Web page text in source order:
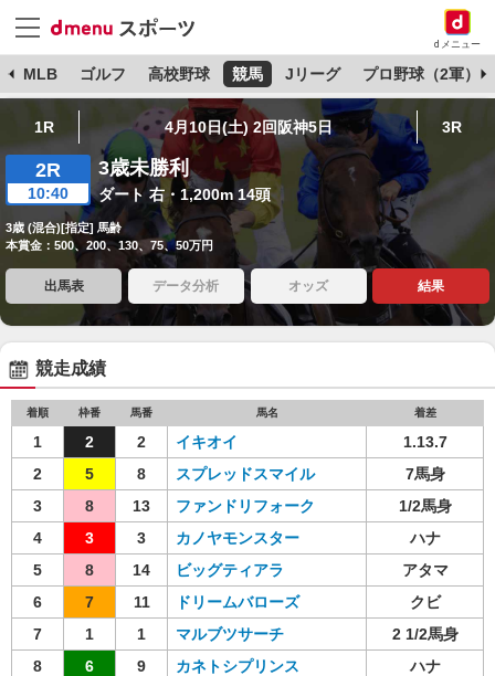
dメニュー
MLB ゴルフ 高校野球 競馬 Jリーグ プロ野球（2軍）
1R 4月10日(土) 2回阪神5日 3R
2R
10:40
3歳未勝利
ダート 右・1,200m 14頭
3歳 (混合)[指定] 馬齢
本賞金：500、200、130、75、50万円
出馬表 データ分析 オッズ 結果
競走成績
着順 枠番 馬番 馬名 着差
1 2 2 イキオイ
1.13.7
2
5 8 スプレッドスマイル
7馬身
3
8 13 ファンドリフォーク
1/2馬身
4
3 3 カノヤモンスター
ハナ
5
8 14 ビッグティアラ
アタマ
6
7 11 ドリームバローズ
クビ
7
1 1 マルブツサーチ
2 1/2馬身
8
6 9 カネトシプリンス
ハナ